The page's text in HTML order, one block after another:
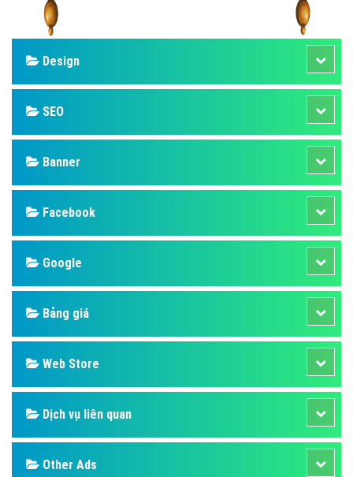
Design
SEO
Banner
Facebook
Google
Bảng giá
Web Store
Dịch vụ liên quan
Other Ads